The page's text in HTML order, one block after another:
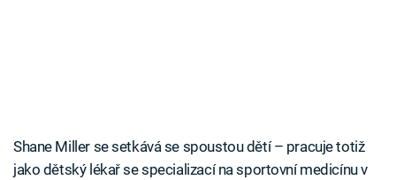
Shane Miller se setkává se spoustou dětí – pracuje totiž
jako dětský lékař se specializací na sportovní medicínu v